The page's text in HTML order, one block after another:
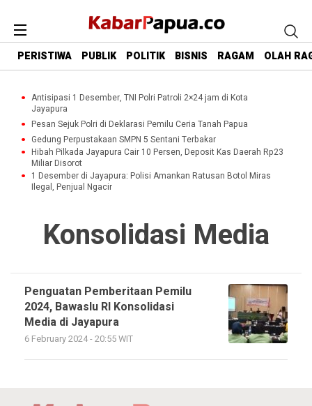
PERISTIWA PUBLIK POLITIK BISNIS RAGAM OLAH
Antisipasi 1 Desember, TNI Polri Patroli 2×24 jam di Kota
Jayapura
Pesan Sejuk Polri di Deklarasi Pemilu Ceria Tanah Papua
Gedung Perpustakaan SMPN 5 Sentani Terbakar
Hibah Pilkada Jayapura Cair 10 Persen, Deposit Kas Daerah Rp23
Miliar Disorot
1 Desember di Jayapura: Polisi Amankan Ratusan Botol Miras
Ilegal, Penjual Ngacir
Konsolidasi Media
Penguatan Pemberitaan Pemilu
2024, Bawaslu RI Konsolidasi
Media di Jayapura
6 February 2024 - 20:55 WIT